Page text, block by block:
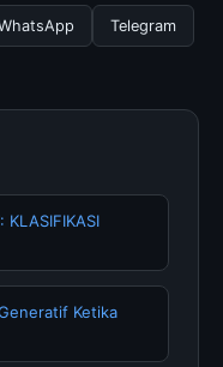
Kami selalu
terkini dan
Telegram
KLASIFIKASI
Ketika